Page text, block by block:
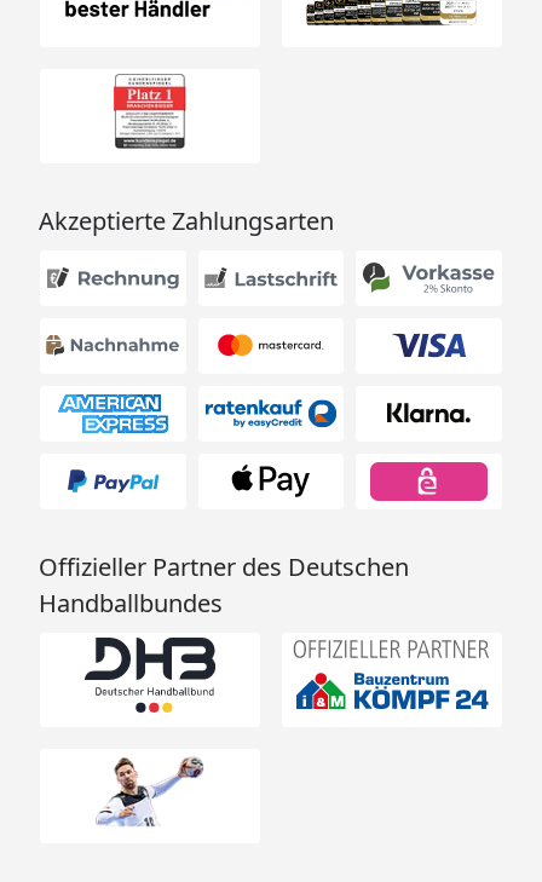
Akzeptierte Zahlungsarten
Offizieller Partner des Deutschen
Handballbundes